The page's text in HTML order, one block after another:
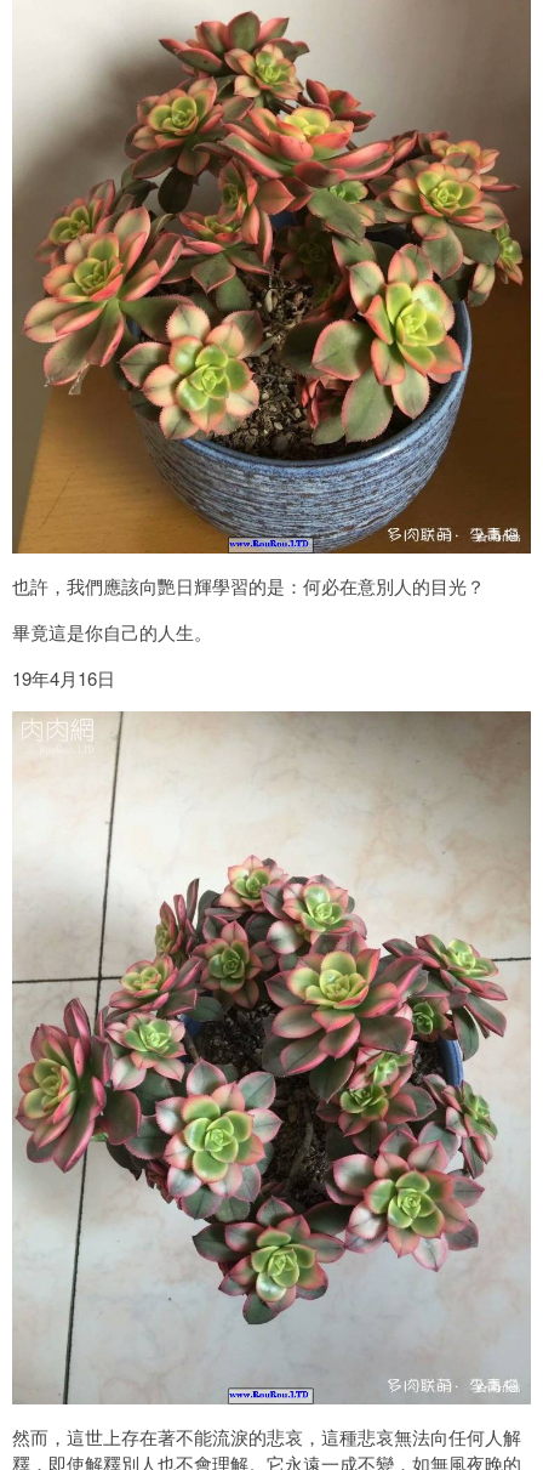
也許，我們應該向艷日輝學習的是：何必在意別人的目光？
畢竟這是你自己的人生。
19年4月16日
然而，這世上存在著不能流淚的悲哀，這種悲哀無法向任何人解
釋，即使解釋別人也不會理解。它永遠一成不變，如無風夜晚的